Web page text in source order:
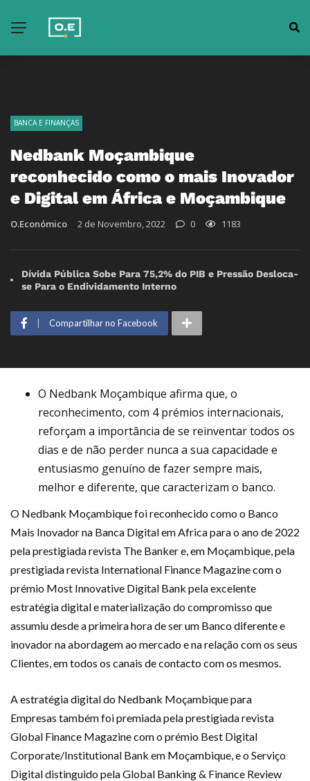
BANCA E FINANÇAS
Nedbank Moçambique
reconhecido como o mais Inovador
e Digital em África e Moçambique
O.Económico 2 de Novembro, 2022 0 1183
Dívida Pública Sobe Para 75,2% do PIB e Pressão Desloca-
se Para o Endividamento Interno
Compartilhar no Facebook
O Nedbank Moçambique afirma que, o
reconhecimento, com 4 prémios internacionais,
reforçam a importância de se reinventar todos os
dias e de não perder nunca a sua capacidade e
entusiasmo genuíno de fazer sempre mais,
melhor e diferente, que caracterizam o banco.
O Nedbank Moçambique foi reconhecido como o Banco
Mais Inovador na Banca Digital em Africa para o ano de 2022
pela prestigiada revista The Banker e, em Moçambique, pela
prestigiada revista International Finance Magazine com o
prémio Most Innovative Digital Bank pela excelente
estratégia digital e materialização do compromisso que
assumiu desde a primeira hora de ser um Banco diferente e
inovador na abordagem ao mercado e na relação com os seus
Clientes, em todos os canais de contacto com os mesmos.
A estratégia digital do Nedbank Moçambique para
Empresas também foi premiada pela prestigiada revista
Global Finance Magazine com o prémio Best Digital
Corporate/Institutional Bank em Moçambique, e o Serviço
Digital distinguido pela Global Banking & Finance Review